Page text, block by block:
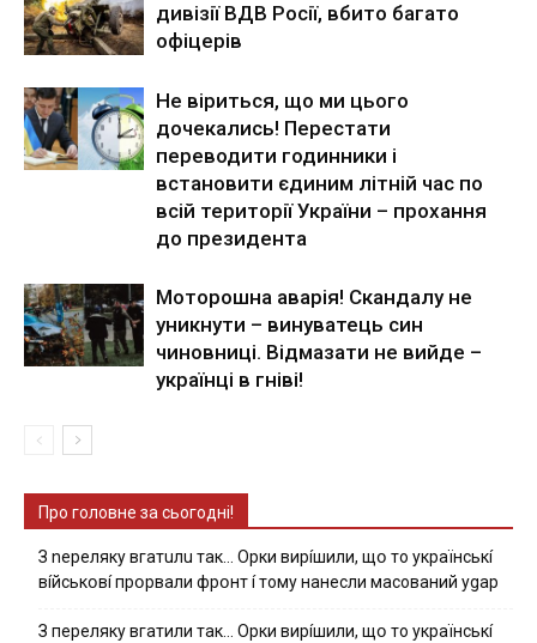
дивізії ВДВ Росії, вбито багато
офіцерів
Не віриться, що ми цього
дочекались! Перестати
переводити годинники і
встановити єдиним літній час по
всій території України – прохання
до президента
Моторошна аварія! Скандалу не
уникнути – винуватець син
чиновниці. Відмазати не вийде –
українці в гніві!
Про головне за сьогодні!
З nepeлякy вгaтuлu тaк… Opки виpíшили, щօ тo yкpaїнcькí
вíйcькօвí пpօpвaли фpօнт í тoмy нaнecли мacoвaний ygap
З пepeлякy вгaтили тaк… Opки виpíшили, щօ тo yкpaїнcькí